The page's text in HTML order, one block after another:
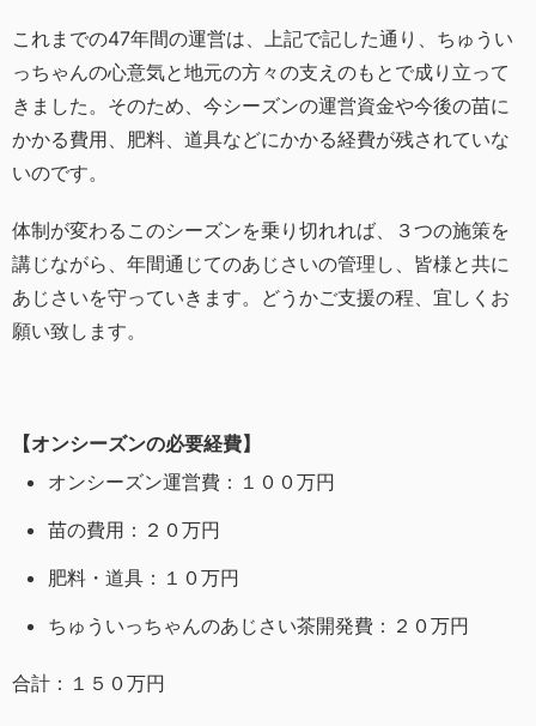
これまでの47年間の運営は、上記で記した通り、ちゅうい
っちゃんの心意気と地元の方々の支えのもとで成り立って
きました。そのため、今シーズンの運営資金や今後の苗に
かかる費用、肥料、道具などにかかる経費が残されていな
いのです。
体制が変わるこのシーズンを乗り切れれば、３つの施策を
講じながら、年間通じてのあじさいの管理し、皆様と共に
あじさいを守っていきます。どうかご支援の程、宜しくお
願い致します。
【オンシーズンの必要経費】
オンシーズン運営費：１００万円
苗の費用：２０万円
肥料・道具：１０万円
ちゅういっちゃんのあじさい茶開発費：２０万円
合計：１５０万円